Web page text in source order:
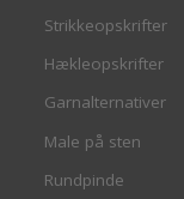
Strikkeopskrifter
Hækleopskrifter
Garnalternativer
Male på sten
Rundpinde